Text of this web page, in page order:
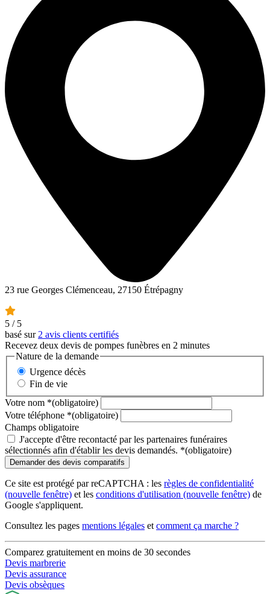
23 rue Georges Clémenceau, 27150 Étrépagny
5 / 5
basé sur 2 avis clients certifiés
Recevez deux devis de pompes funèbres en 2 minutes
Nature de la demande
Urgence décès
Fin de vie
Votre nom *(obligatoire)
Votre téléphone *(obligatoire)
Champs obligatoire
J'accepte d'être recontacté par les partenaires funéraires
sélectionnés afin d'établir les devis demandés. *(obligatoire)
Ce site est protégé par reCAPTCHA : les règles de confidentialité
(nouvelle fenêtre) et les conditions d'utilisation (nouvelle fenêtre) de
Google s'appliquent.
Consultez les pages mentions légales et comment ça marche ?
Comparez gratuitement en moins de 30 secondes
Devis marbrerie
Devis assurance
Devis obsèques